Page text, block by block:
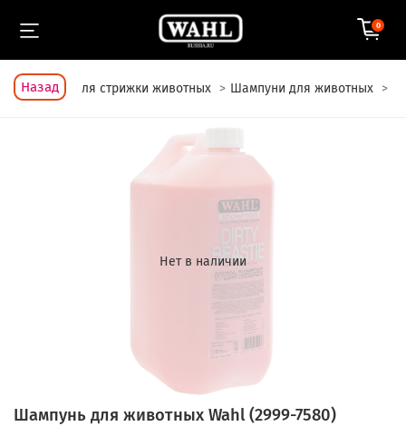
0
Назад
Главная Для стрижки животных Шампуни для животных
Нет в наличии
Шампунь для животных Wahl (2999-7580)